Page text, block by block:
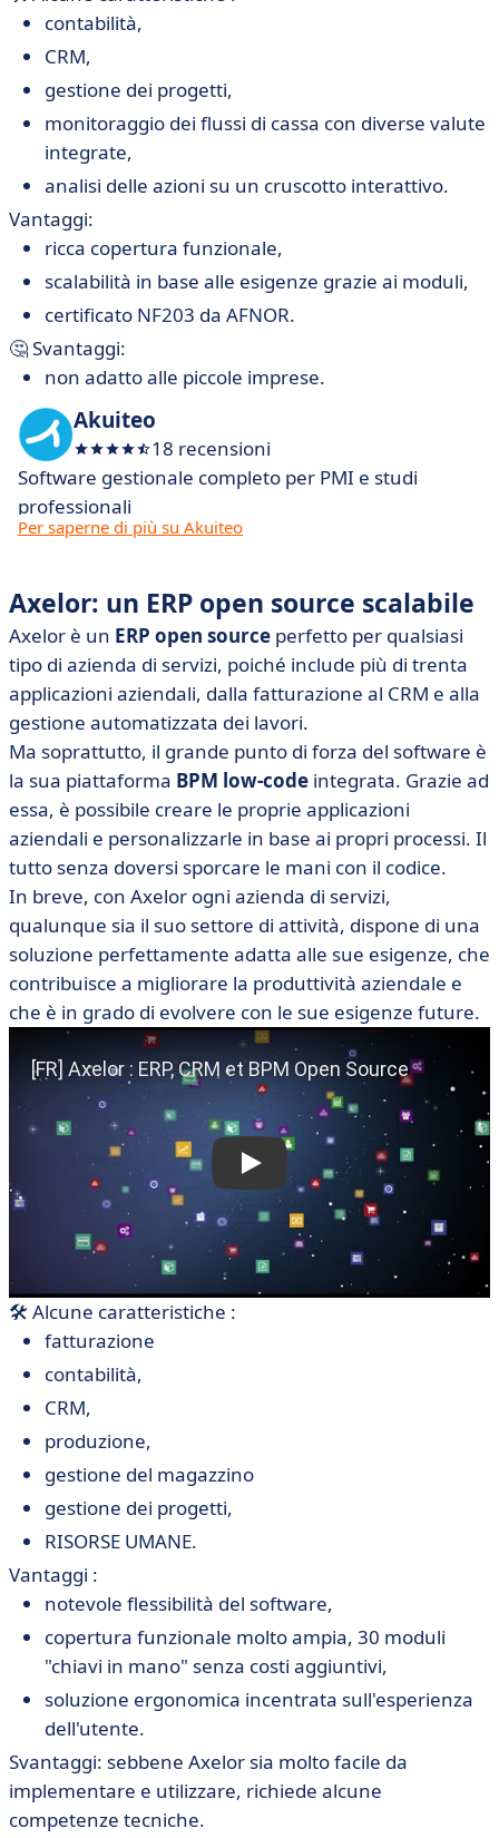
contabilità,
CRM,
gestione dei progetti,
monitoraggio dei flussi di cassa con diverse valute
integrate,
analisi delle azioni su un cruscotto interattivo.
Vantaggi:
ricca copertura funzionale,
scalabilità in base alle esigenze grazie ai moduli,
certificato NF203 da AFNOR.
🤔 Svantaggi:
non adatto alle piccole imprese.
Akuiteo
18 recensioni
Software gestionale completo per PMI e studi
professionali
Per saperne di più su Akuiteo
Axelor: un ERP open source scalabile
Axelor è un ERP open source perfetto per qualsiasi
tipo di azienda di servizi, poiché include più di trenta
applicazioni aziendali, dalla fatturazione al CRM e alla
gestione automatizzata dei lavori.
Ma soprattutto, il grande punto di forza del software è
la sua piattaforma BPM low-code integrata. Grazie ad
essa, è possibile creare le proprie applicazioni
aziendali e personalizzarle in base ai propri processi. Il
tutto senza doversi sporcare le mani con il codice.
In breve, con Axelor ogni azienda di servizi,
qualunque sia il suo settore di attività, dispone di una
soluzione perfettamente adatta alle sue esigenze, che
contribuisce a migliorare la produttività aziendale e
che è in grado di evolvere con le sue esigenze future.
🛠 Alcune caratteristiche :
fatturazione
contabilità,
CRM,
produzione,
gestione del magazzino
gestione dei progetti,
RISORSE UMANE.
Vantaggi :
notevole flessibilità del software,
copertura funzionale molto ampia, 30 moduli
"chiavi in mano" senza costi aggiuntivi,
soluzione ergonomica incentrata sull'esperienza
dell'utente.
Svantaggi: sebbene Axelor sia molto facile da
implementare e utilizzare, richiede alcune
competenze tecniche.